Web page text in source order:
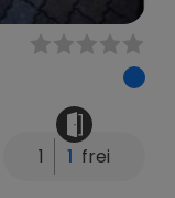
1 1 frei